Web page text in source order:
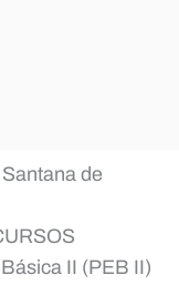
de
II (PEB II)